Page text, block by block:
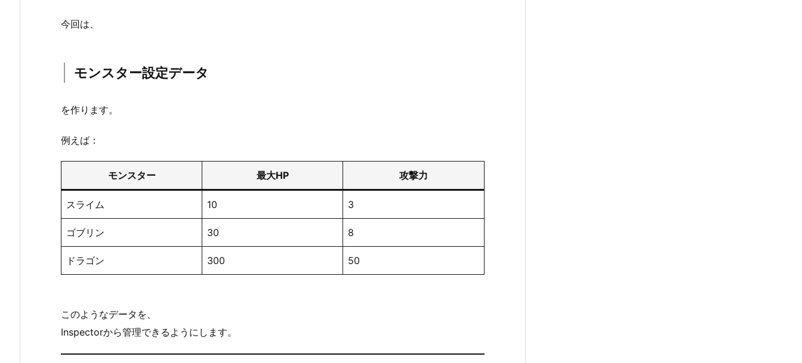
2.
ン
タ
設
ー
タ
3.
S
t
a
今回は、
モンスター設定データ
を作ります。
例えば：
モンスター 最大HP 攻撃力
スライム 10 3
ゴブリン 30 8
ドラゴン 300 50
このようなデータを、
Inspectorから管理できるようにします。